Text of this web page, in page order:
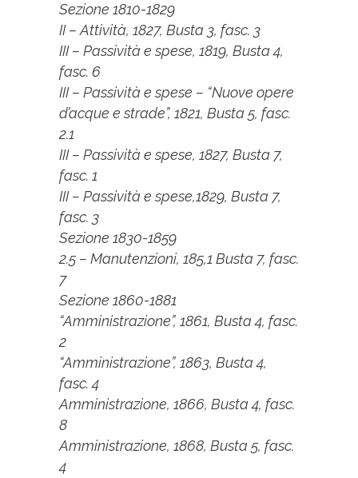
Sezione 1810-1829
II – Attività, 1827, Busta 3, fasc. 3
III – Passività e spese, 1819, Busta 4,
fasc. 6
III – Passività e spese – “Nuove opere
d’acque e strade”, 1821, Busta 5, fasc.
2.1
III – Passività e spese, 1827, Busta 7,
fasc. 1
III – Passività e spese,1829, Busta 7,
fasc. 3
Sezione 1830-1859
2.5 – Manutenzioni, 185,1 Busta 7, fasc.
7
Sezione 1860-1881
“Amministrazione”, 1861, Busta 4, fasc.
2
“Amministrazione”, 1863, Busta 4,
fasc. 4
Amministrazione, 1866, Busta 4, fasc.
8
Amministrazione, 1868, Busta 5, fasc.
4